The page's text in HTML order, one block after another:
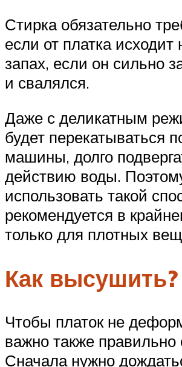
Стирка обязательно
если от платка
запах, если он сильно
и свалялся.
Даже с деликатным
будет перекатываться
машины, долго
действию воды.
использовать такой
рекомендуется в
только для плотных
Как высушить?
Чтобы платок не
важно также правильно
Сначала нужно